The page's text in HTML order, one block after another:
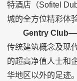
特酒店（Sofitel
城的全方位精彩体验
Gentry Club
传统建筑概念及现
的超高净值人士和
华地区以外的足迹。